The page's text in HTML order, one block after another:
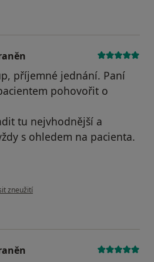
příjemné jednání. Paní
pohovořit o
tu nejvhodnější a
s ohledem na pacienta.
uživatele Váš účet byl odstraněn
zneužití